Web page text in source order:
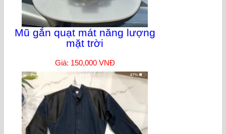
Mũ gắn quạt mát năng lượng
mặt trời
Giá: 150,000 VNĐ